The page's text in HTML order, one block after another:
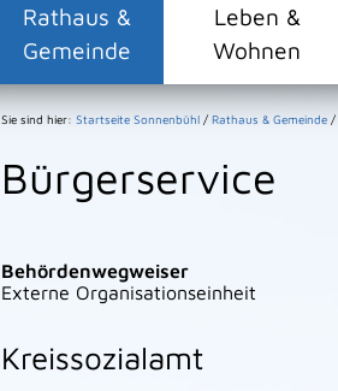
Rathaus &
Gemeinde
Leben &
Wohnen
Sie sind hier: Startseite Sonnenbühl / Rathaus & Gemeinde /
Bürgerservice
Behördenwegweiser
Externe Organisationseinheit
Kreissozialamt